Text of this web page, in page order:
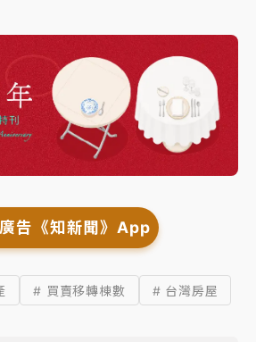
告《知新聞》App
# 買賣移轉棟數 # 台灣房屋